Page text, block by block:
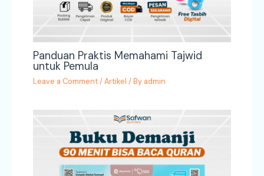
Panduan Praktis Memahami Tajwid
untuk Pemula
Leave a Comment /Artikel / By admin